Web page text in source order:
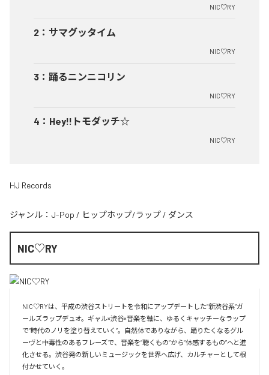
NIC♡RY
2 ： サマグッタイム
NIC♡RY
3 ： 踊るニンニコリン
NIC♡RY
4 ： Hey!!トモダッチ☆
NIC♡RY
HJ Records
ジャンル： J-Pop / ヒップホップ/ラップ / ダンス
NIC♡RY
NIC♡RYは、平成の渋谷ストリートを令和にアップデートした“新渋谷系”ガ
ールズラップデュオ。ギャル×渋谷×音楽を軸に、ゆるくキャッチーなラップ
で“時代のノリを塗り替えていく”。自然体でありながら、踊りたくなるグル
ーヴと中毒性のあるフレーズで、音楽を“聴くもの”から“体感するもの”へと進
化させる。渋谷発の新しいミュージックを世界へ広げ、カルチャーとして根
付かせていく。